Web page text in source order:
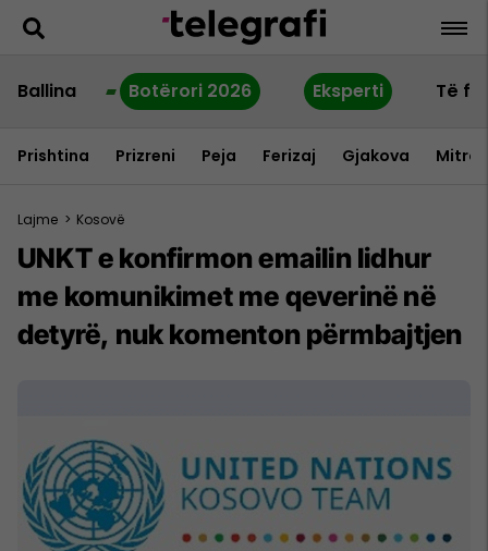
Ballina Botërori 2026 Eksperti Të
Prishtina Prizreni Peja Ferizaj Gjakova
Lajme > Kosovë
UNKT e konfirmon emailin lidhur
me komunikimet me qeverinë në
detyrë, nuk komenton përmbajtjen